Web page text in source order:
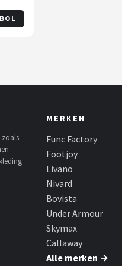
&
-
zoals
MERKEN
Func Factory
Footjoy
Livano
Nivard
Bovista
Under Armour
Skymax
Callaway
Alle merken →